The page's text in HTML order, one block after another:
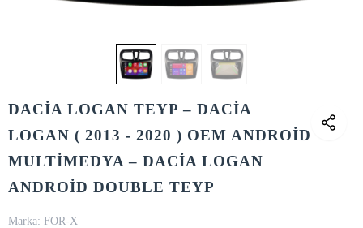
DACİA LOGAN TEYP – DACİA
LOGAN ( 2013 - 2020 ) OEM ANDROİD
MULTİMEDYA – DACİA LOGAN
ANDROİD DOUBLE TEYP
Marka: FOR-X